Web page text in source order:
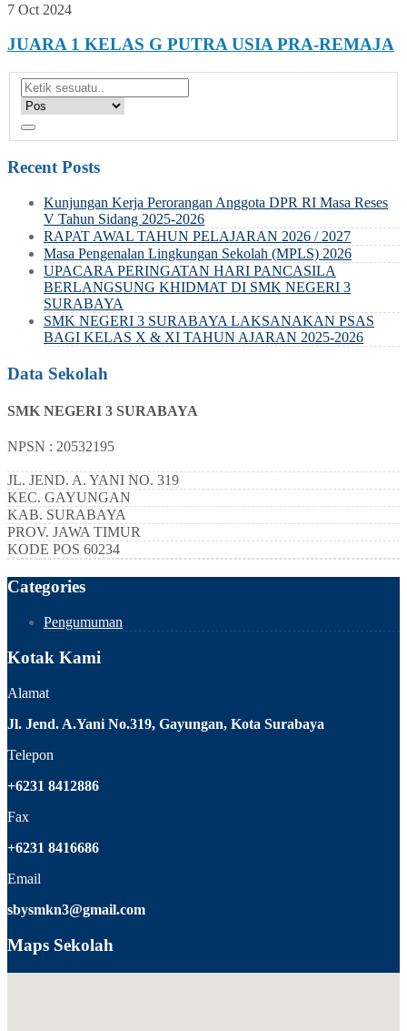
7 Oct 2024
JUARA 1 KELAS G PUTRA USIA PRA-REMAJA
Recent Posts
Kunjungan Kerja Perorangan Anggota DPR RI Masa Reses
V Tahun Sidang 2025-2026
RAPAT AWAL TAHUN PELAJARAN 2026 / 2027
Masa Pengenalan Lingkungan Sekolah (MPLS) 2026
UPACARA PERINGATAN HARI PANCASILA
BERLANGSUNG KHIDMAT DI SMK NEGERI 3
SURABAYA
SMK NEGERI 3 SURABAYA LAKSANAKAN PSAS
BAGI KELAS X & XI TAHUN AJARAN 2025-2026
Data Sekolah
SMK NEGERI 3 SURABAYA
NPSN : 20532195
JL. JEND. A. YANI NO. 319
KEC. GAYUNGAN
KAB. SURABAYA
PROV. JAWA TIMUR
KODE POS 60234
Categories
Pengumuman
Kotak Kami
Alamat
Jl. Jend. A.Yani No.319, Gayungan, Kota Surabaya
Telepon
+6231 8412886
Fax
+6231 8416686
Email
sbysmkn3@gmail.com
Maps Sekolah